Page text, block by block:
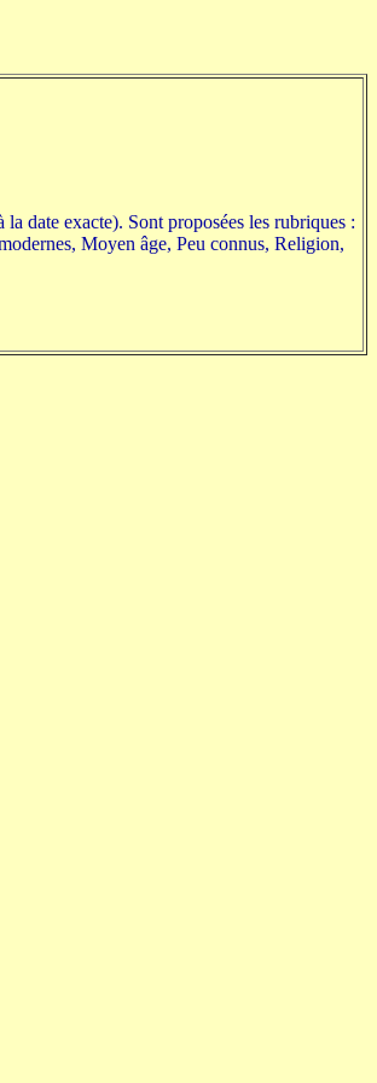
date exacte). Sont proposées les rubriques :
Moyen âge, Peu connus, Religion,